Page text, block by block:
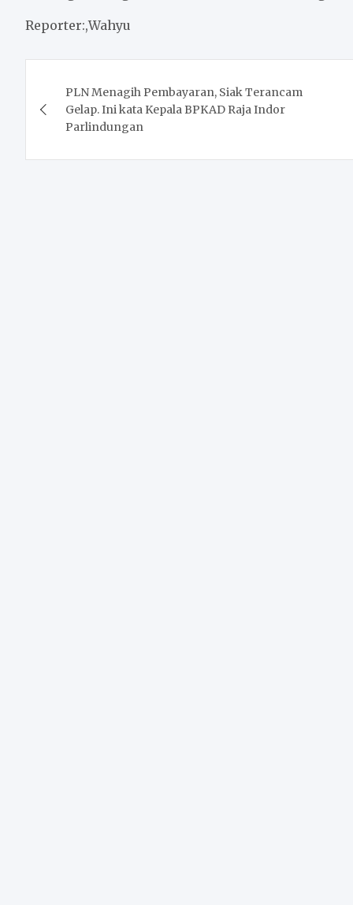
Reporter:,Wahyu
navigation
PLN Menagih Pembayaran, Siak Terancam
Gelap. Ini kata Kepala BPKAD Raja Indor
Parlindungan